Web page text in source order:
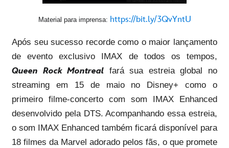
Material para imprensa: https://bit.ly/3QvYntU
Após seu sucesso recorde como o maior lançamento
de evento exclusivo IMAX de todos os tempos,
Queen Rock Montreal fará sua estreia global no
streaming em 15 de maio no Disney+ como o
primeiro filme-concerto com som IMAX Enhanced
desenvolvido pela DTS. Acompanhando essa estreia,
o som IMAX Enhanced também ficará disponível para
18 filmes da Marvel adorado pelos fãs, o que promete